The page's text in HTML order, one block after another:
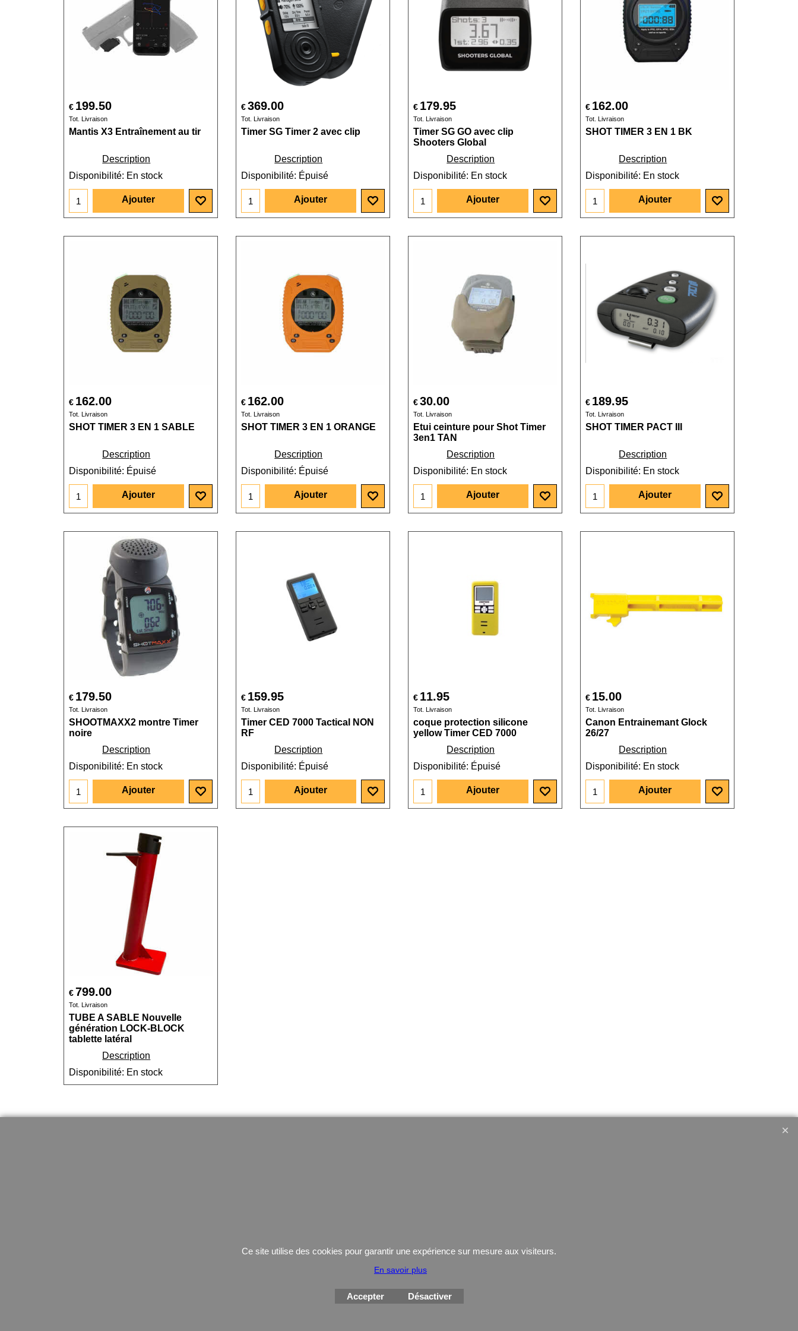
€ 199.50
Tot. Livraison
Mantis X3 Entraînement au tir
Description
Disponibilité: En stock
Ajouter
€369.00
Tot. Livraison
Timer SG Timer 2 avec clip
Description
Disponibilité: Épuisé
Ajouter
€ 179.95
Tot. Livraison
Timer SG GO avec clip
Shooters Global
Description
Disponibilité: En stock
Ajouter
€ 162.00
Tot. Livraison
SHOT TIMER 3 EN 1 BK
Description
Disponibilité: En stock
Ajouter
€ 162.00
Tot. Livraison
SHOT TIMER 3 EN 1 SABLE
Description
Disponibilité: Épuisé
Ajouter
€ 162.00
Tot. Livraison
SHOT TIMER 3 EN 1 ORANGE
Description
Disponibilité: Épuisé
Ajouter
€30.00
Tot. Livraison
Etui ceinture pour Shot Timer
3en1 TAN
Description
Disponibilité: En stock
Ajouter
€ 189.95
Tot. Livraison
SHOT TIMER PACT III
Description
Disponibilité: En stock
Ajouter
€ 179.50
Tot. Livraison
SHOOTMAXX2 montre Timer
noire
Description
Disponibilité: En stock
Ajouter
€ 159.95
Tot. Livraison
Timer CED 7000 Tactical NON
RF
Description
Disponibilité: Épuisé
Ajouter
€ 11.95
Tot. Livraison
coque protection silicone
yellow Timer CED 7000
Description
Disponibilité: Épuisé
Ajouter
€ 15.00
Tot. Livraison
Canon Entrainemant Glock
26/27
Description
Disponibilité: En stock
Ajouter
€799.00
Tot. Livraison
TUBE A SABLE Nouvelle
génération LOCK-BLOCK
tablette latéral
Description
Disponibilité: En stock
Ce site utilise des cookies pour garantir une expérience sur mesure aux visiteurs.
En savoir plus
Accepter Désactiver